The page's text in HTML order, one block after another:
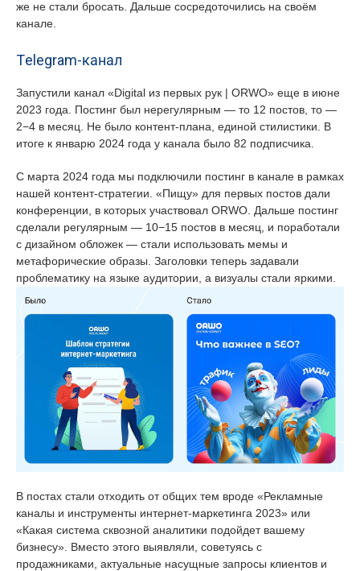
же не стали бросать. Дальше сосредоточились на своём
канале.
Telegram-канал
Запустили канал «Digital из первых рук | ORWO» еще в июне
2023 года. Постинг был нерегулярным — то 12 постов, то —
2−4 в месяц. Не было контент-плана, единой стилистики. В
итоге к январю 2024 года у канала было 82 подписчика.
С марта 2024 года мы подключили постинг в канале в рамках
нашей контент-стратегии. «Пищу» для первых постов дали
конференции, в которых участвовал ORWO. Дальше постинг
сделали регулярным — 10−15 постов в месяц, и поработали
с дизайном обложек — стали использовать мемы и
метафорические образы. Заголовки теперь задавали
проблематику на языке аудитории, а визуалы стали яркими.
В постах стали отходить от общих тем вроде «Рекламные
каналы и инструменты интернет-маркетинга 2023» или
«Какая система сквозной аналитики подойдет вашему
бизнесу». Вместо этого выявляли, советуясь с
продажниками, актуальные насущные запросы клиентов и